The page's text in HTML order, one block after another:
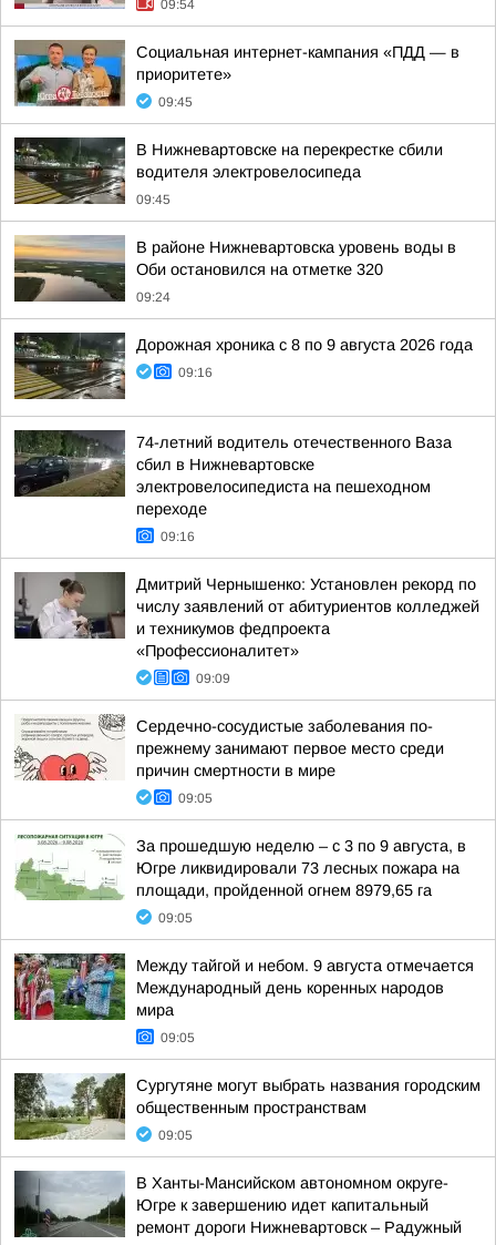
09:54
Социальная интернет-кампания «ПДД — в
приоритете»
09:45
В Нижневартовске на перекрестке сбили
водителя электровелосипеда
09:45
В районе Нижневартовска уровень воды в
Оби остановился на отметке 320
09:24
Дорожная хроника с 8 по 9 августа 2026 года
09:16
74-летний водитель отечественного Ваза
сбил в Нижневартовске
электровелосипедиста на пешеходном
переходе
09:16
Дмитрий Чернышенко: Установлен рекорд по
числу заявлений от абитуриентов колледжей
и техникумов федпроекта
«Профессионалитет»
09:09
Сердечно-сосудистые заболевания по-
прежнему занимают первое место среди
причин смертности в мире
09:05
За прошедшую неделю – с 3 по 9 августа, в
Югре ликвидировали 73 лесных пожара на
площади, пройденной огнем 8979,65 га
09:05
Между тайгой и небом. 9 августа отмечается
Международный день коренных народов
мира
09:05
Сургутяне могут выбрать названия городским
общественным пространствам
09:05
В Ханты-Мансийском автономном округе-
Югре к завершению идет капитальный
ремонт дороги Нижневартовск – Радужный